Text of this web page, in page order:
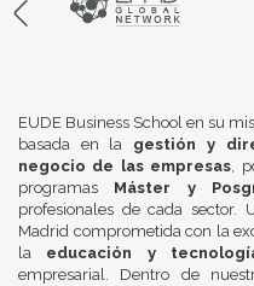
EUDE Business School en su
basada en la gestión y
negocio de las empresas,
programas Máster y
profesionales de cada sector.
Madrid comprometida con la
la educación y
empresarial. Dentro de